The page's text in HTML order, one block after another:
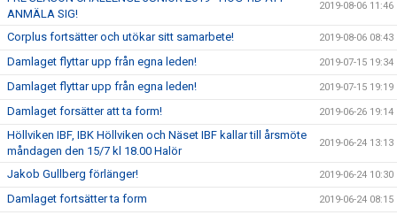
ANMÄLA SIG!
2019-08-06 11:46
Corplus fortsätter och utökar sitt samarbete! 2019-08-06 08:43
Damlaget flyttar upp från egna leden! 2019-07-15 19:34
Damlaget flyttar upp från egna leden! 2019-07-15 19:19
Damlaget forsätter att ta form! 2019-06-26 19:14
Höllviken IBF, IBK Höllviken och Näset IBF kallar till årsmöte
måndagen den 15/7 kl 18.00 Halör
2019-06-24 13:13
Jakob Gullberg förlänger! 2019-06-24 10:30
Damlaget fortsätter ta form 2019-06-24 08:15